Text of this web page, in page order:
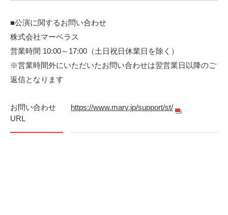
■公演に関するお問い合わせ
株式会社マーベラス
営業時間 10:00～17:00（土日祝日休業日を除く）
※営業時間外にいただいたお問い合わせは翌営業日以降のご
返信となります
お問い合わせ
URL
https://www.marv.jp/support/st/